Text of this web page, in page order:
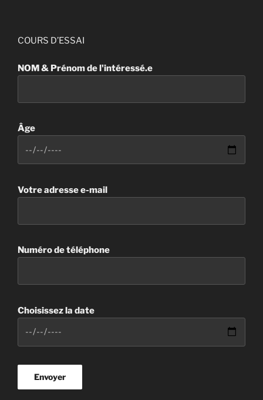
COURS D’ESSAI
NOM & Prénom de l'intéressé.e
Âge
Votre adresse e-mail
Numéro de téléphone
Choisissez la date